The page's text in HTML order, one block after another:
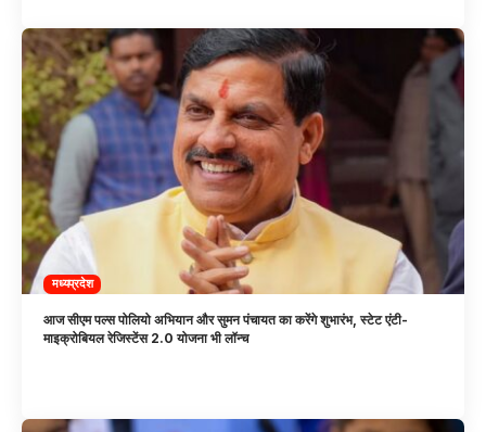
मध्यप्रदेश
आज सीएम पल्स पोलियो अभियान और सुमन पंचायत का करेंगे शुभारंभ, स्टेट एंटी-
माइक्रोबियल रेजिस्टेंस 2.0 योजना भी लॉन्च